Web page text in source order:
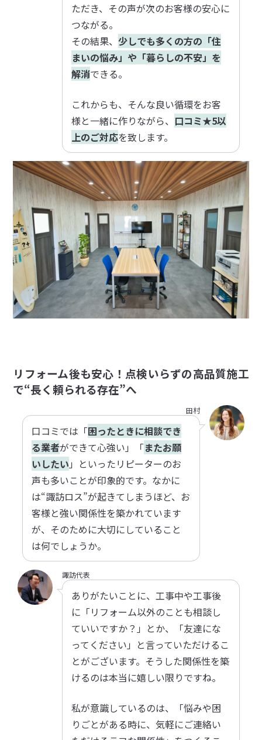
ただき、その声が次のお客様の安心に
つながる。
その結果、少しでも多くの方の「住
まいの悩み」や「暮らしの不安」を
解消できる。
これからも、そんな良い循環をお客
様と一緒に作りながら、 口コミ★5以
上のご対応を致します。
リフォーム後も安心！点検いらずの高品質施工
で“長く頼られる存在”へ
田村
口コミでは「困ったときに相談でき
る業者ができて心強い」「またお願
いしたい 」といったリピーターのお
声も多いことが印象的です。なかに
は“諏訪ロス”が起きてしまうほど、お
客様と強い関係性を築かれています
が、そのために大切にしていること
は何でしょうか。
諏訪代表
ありがたいことに、工事中や工事後
に「リフォーム以外のことも相談し
ていいですか？」とか、「友達にな
ってください」と言っていただけるこ
とがございます。そうした関係性を築
けるのは本当に嬉しい限りですね。
私が意識しているのは、「悩みや困
りごとがある時に、気軽にご連絡い